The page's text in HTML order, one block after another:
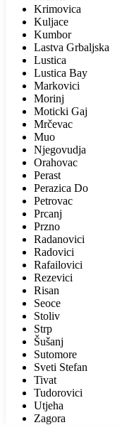
Krimovica
Kuljace
Kumbor
Lastva Grbaljska
Lustica
Lustica Bay
Markovici
Morinj
Moticki Gaj
Mrčevac
Muo
Njegovudja
Orahovac
Perast
Perazica Do
Petrovac
Prcanj
Przno
Radanovici
Radovici
Rafailovici
Rezevici
Risan
Seoce
Stoliv
Strp
Šušanj
Sutomore
Sveti Stefan
Tivat
Tudorovici
Utjeha
Zagora